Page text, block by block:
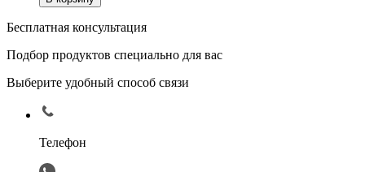
Бесплатная консультация
Подбор продуктов специально для вас
Выберите удобный способ связи
Телефон